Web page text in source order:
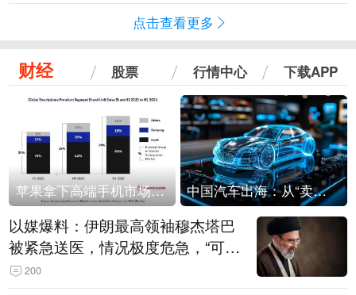
点击查看更多
财经 股票 行情中心 下载APP
苹果拿下高端手机市场65%的份额：iPhone 17系列功不可没 中国汽车出海：从“卖出去”到“走进去”
以媒爆料：伊朗最高领袖穆杰塔巴
被紧急送医，情况极度危急，“可能
随时会死去”
200